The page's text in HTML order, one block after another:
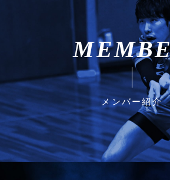
メンバー紹介